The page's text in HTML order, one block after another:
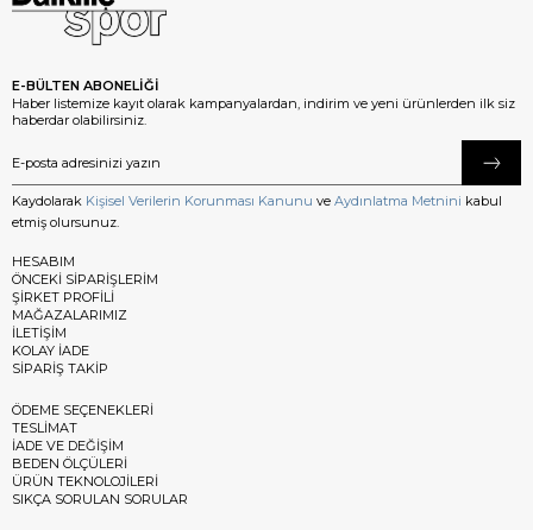
E-BÜLTEN ABONELİĞİ
Haber listemize kayıt olarak kampanyalardan, indirim ve yeni ürünlerden ilk siz
haberdar olabilirsiniz.
Kaydolarak Kişisel Verilerin Korunması Kanunu ve Aydınlatma Metnini kabul
etmiş olursunuz.
HESABIM
ÖNCEKİ SİPARİŞLERİM
ŞİRKET PROFİLİ
MAĞAZALARIMIZ
İLETİŞİM
KOLAY İADE
SİPARİŞ TAKİP
ÖDEME SEÇENEKLERİ
TESLİMAT
İADE VE DEĞİŞİM
BEDEN ÖLÇÜLERİ
ÜRÜN TEKNOLOJİLERİ
SIKÇA SORULAN SORULAR